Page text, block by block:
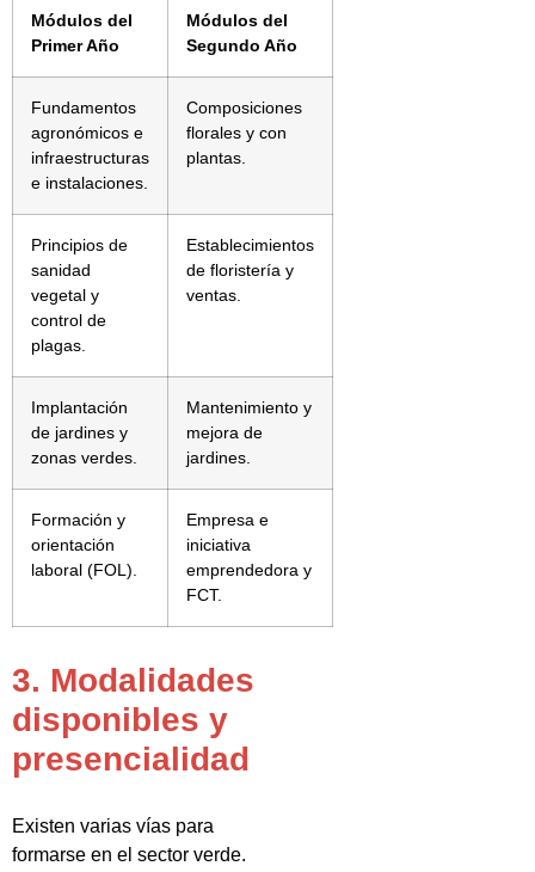
Módulos del
Primer Año
Módulos del
Segundo Año
Fundamentos
agronómicos e
infraestructuras
e instalaciones.
Composiciones
florales y con
plantas.
Principios de
sanidad
vegetal y
control de
plagas.
Establecimientos
de floristería y
ventas.
Implantación
de jardines y
zonas verdes.
Mantenimiento y
mejora de
jardines.
Formación y
orientación
laboral (FOL).
Empresa e
iniciativa
emprendedora y
FCT.
3. Modalidades
disponibles y
presencialidad
Existen varias vías para
formarse en el sector verde.